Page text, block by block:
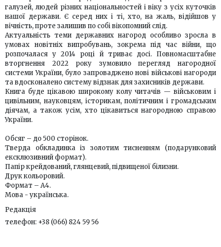
галузей, людей різних національностей і віку з усіх куточків
нашої держави. Є серед них і ті, хто, на жаль, відійшов у
вічність, проте залишив по собі вікопомний слід.
Актуальність теми державних нагород особливо зросла в
умовах новітніх випробувань, зокрема під час війни, що
розпочалася у 2014 році й триває досі. Повномасштабне
вторгнення 2022 року зумовило перегляд нагородної
системи України, було запроваджено нові військові нагороди
та вдосконалено систему відзнак для захисників держави.
Книга буде цікавою широкому колу читачів — військовим і
цивільним, науковцям, історикам, політичним і громадським
діячам, а також усім, хто цікавиться нагородною справою
України.
Обсяг – до 500 сторінок.
Тверда обкладинка із золотим тисненням (подарунковий
ексклюзивний формат).
Папір крейдований, глянцевий, підвищеної білизни.
Друк кольоровий.
Формат – А4.
Мова - українська.
Редакція
телефон: +38 (066) 824 59 56